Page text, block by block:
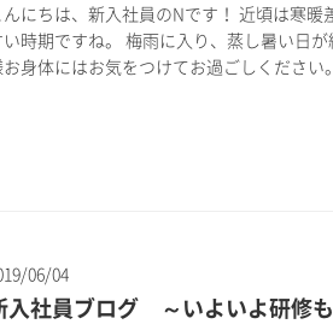
にちは、新入社員のNです！ 近頃は寒暖
時期ですね。 梅雨に入り、蒸し暑い日
身体にはお気をつけてお過ごしくださ
06/04
入社員ブログ ～いよいよ研修